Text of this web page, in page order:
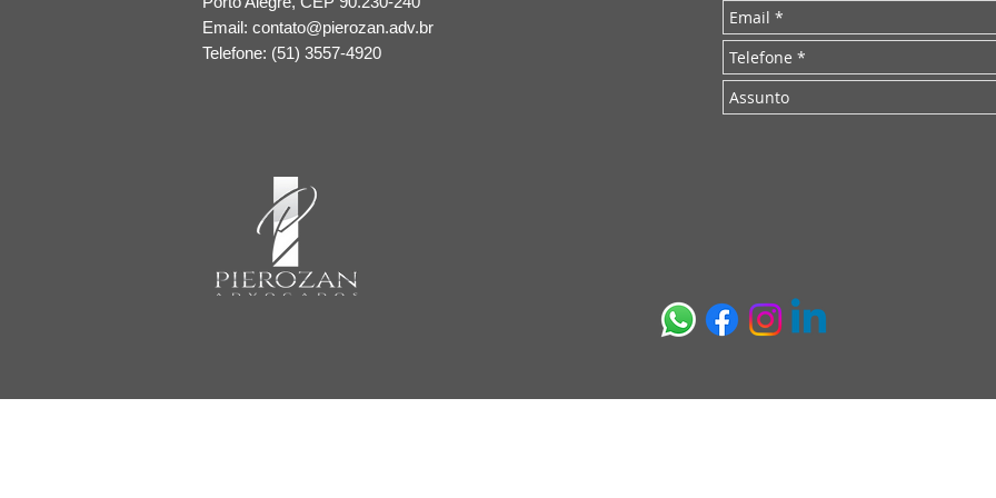
Email: contato@pierozan.adv.br
Telefone: (51) 3557-4920